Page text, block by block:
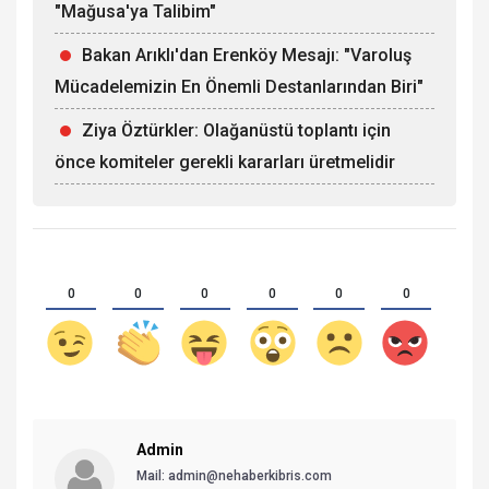
"Mağusa'ya Talibim"
Bakan Arıklı'dan Erenköy Mesajı: "Varoluş
Mücadelemizin En Önemli Destanlarından Biri"
Ziya Öztürkler: Olağanüstü toplantı için
önce komiteler gerekli kararları üretmelidir
0 0 0 0 0 0
Admin
Mail: admin@nehaberkibris.com